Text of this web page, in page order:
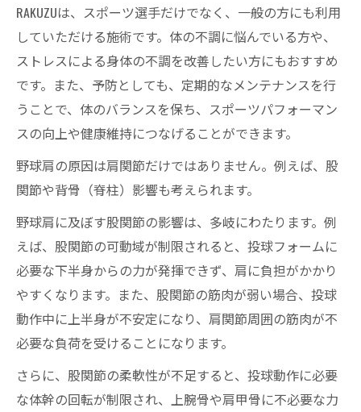
RAKUZUは、スポーツ選手だけでなく、一般の方にも利用
していただける施術です。体の不調に悩んでいる方や、
ストレスによる身体の不調を改善したい方にもおすすめ
です。また、予防としても、定期的なメンテナンスを行
うことで、体のバランスを保ち、スポーツパフォーマン
スの向上や健康維持につなげることができます。
野球肩の原因は肩関節だけではありません。例えば、股
関節や背骨（脊柱）影響も考えられます。
野球肩に及ぼす股関節の影響は、多岐にわたります。例
えば、股関節の可動域が制限されると、投球フォームに
必要な下半身からの力が発揮できず、肩に負担がかかり
やすくなります。また、股関節の筋肉が弱い場合、投球
動作中に上半身が不安定になり、肩関節周囲の筋肉が不
必要な負荷を受けることになります。
さらに、股関節の柔軟性が不足すると、投球動作に必要
な体幹の回転が制限され、上腕骨や肩甲骨に不必要な力